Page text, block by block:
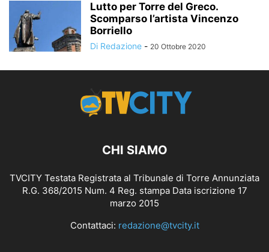
Lutto per Torre del Greco.
Scomparso l’artista Vincenzo
Borriello
Di Redazione - 20 Ottobre 2020
CHI SIAMO
TVCITY Testata Registrata al Tribunale di Torre Annunziata
R.G. 368/2015 Num. 4 Reg. stampa Data iscrizione 17
marzo 2015
Contattaci: redazione@tvcity.it